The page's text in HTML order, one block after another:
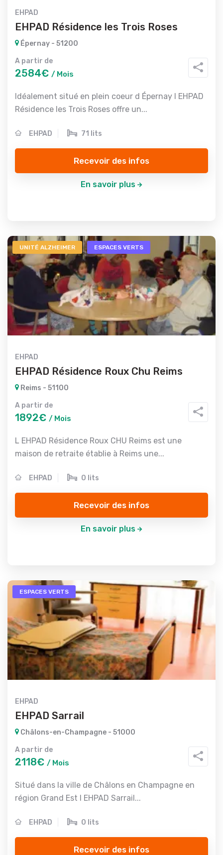
EHPAD
EHPAD Résidence les Trois Roses
Épernay - 51200
A partir de
2584€ / Mois
Idéalement situé en plein coeur d Épernay l EHPAD
Résidence les Trois Roses offre un...
EHPAD 71 lits
Recevoir des infos
En savoir plus
UNITÉ ALZHEIMER ESPACES VERTS
EHPAD
EHPAD Résidence Roux Chu Reims
Reims - 51100
A partir de
1892€ / Mois
L EHPAD Résidence Roux CHU Reims est une
maison de retraite établie à Reims une...
EHPAD 0 lits
Recevoir des infos
En savoir plus
ESPACES VERTS
EHPAD
EHPAD Sarrail
Châlons-en-Champagne - 51000
A partir de
2118€ / Mois
Situé dans la ville de Châlons en Champagne en
région Grand Est l EHPAD Sarrail...
EHPAD 0 lits
Recevoir des infos